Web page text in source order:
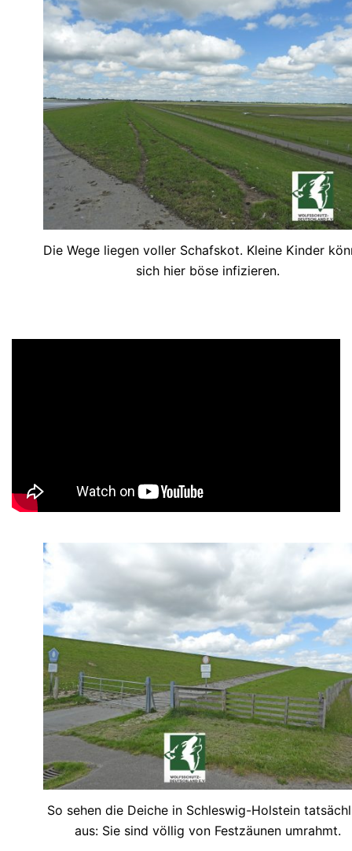
Die Wege liegen voller Schafskot. Kleine Kinder
sich hier böse infizieren.
So sehen die Deiche in Schleswig-Holstein
aus: Sie sind völlig von Festzäunen umrahmt.